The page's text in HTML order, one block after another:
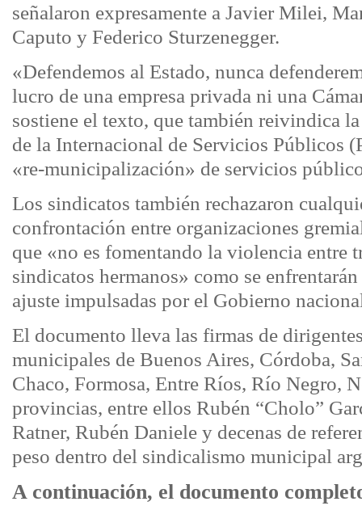
señalaron expresamente a Javier Milei,
Caputo y Federico Sturzenegger.
«Defendemos al Estado, nunca
lucro de una empresa privada ni una
sostiene el texto, que también reivindica
de la Internacional de Servicios Públicos
«re-municipalización» de servicios
Los sindicatos también rechazaron
confrontación entre organizaciones
que «no es fomentando la violencia entre
sindicatos hermanos» como se
ajuste impulsadas por el Gobierno
El documento lleva las firmas de
municipales de Buenos Aires, Córdoba,
Chaco, Formosa, Entre Ríos, Río Negro,
provincias, entre ellos Rubén “Cholo”
Ratner, Rubén Daniele y decenas de
peso dentro del sindicalismo municipal
A continuación, el documento